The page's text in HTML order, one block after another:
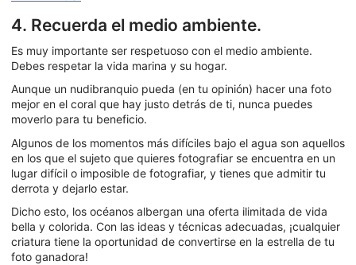
4. Recuerda el medio ambiente.
Es muy importante ser respetuoso con el medio ambiente.
Debes respetar la vida marina y su hogar.
Aunque un nudibranquio pueda (en tu opinión) hacer una foto
mejor en el coral que hay justo detrás de ti, nunca puedes
moverlo para tu beneficio.
Algunos de los momentos más difíciles bajo el agua son aquellos
en los que el sujeto que quieres fotografiar se encuentra en un
lugar difícil o imposible de fotografiar, y tienes que admitir tu
derrota y dejarlo estar.
Dicho esto, los océanos albergan una oferta ilimitada de vida
bella y colorida. Con las ideas y técnicas adecuadas, ¡cualquier
criatura tiene la oportunidad de convertirse en la estrella de tu
foto ganadora!